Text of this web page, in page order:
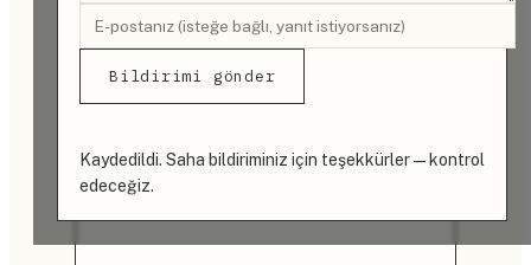
Bildirimi gönder
Kaydedildi. Saha bildiriminiz için teşekkürler — kontrol
edeceğiz.